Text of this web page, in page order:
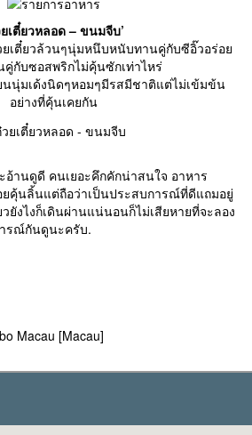
ยเตี๋ยวหลอด – ขนมจีบ’
ยเตี๋ยวล้วนๆนุ่มหนึบหนับทานคู่กับซีอิ๊วอร่อย
คู่กับซอสพริกไม่คุ้นซักเท่าไหร่
นุ่มเด้งนิดๆหอมๆมีรสมีชาติแต่ไม่เข้มข้น
อย่างที่คุ้นเคยกัน
อ้านดูดี คนเยอะคึกคักน่าสนใจ อาหาร
คุ้นลิ้นแต่ถือว่าเป็นประสบการณ์ที่ดีแถมอยู่
ยังไงก็เดินผ่านแน่นอนก็ไม่เสียหายที่จะลอง
รณ์กันดูนะครับ.
Macau [Macau]